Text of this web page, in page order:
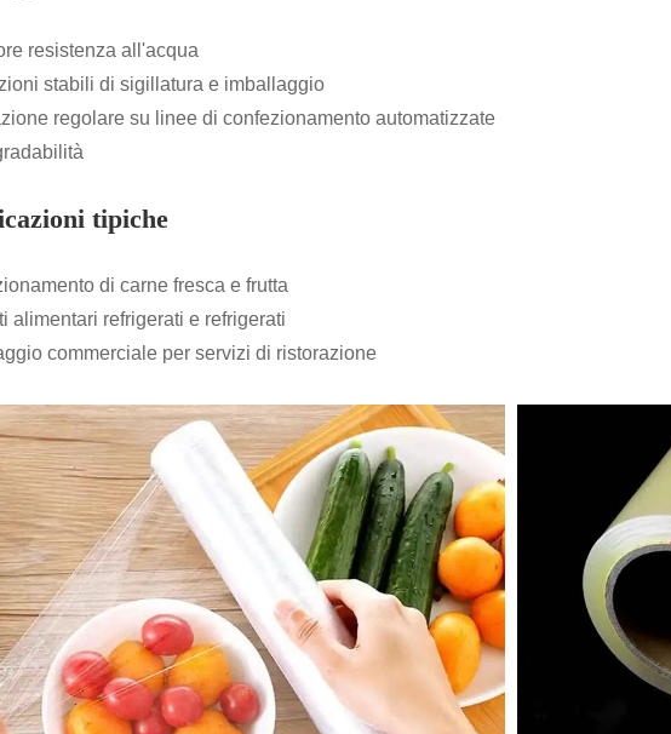
resistenza all'acqua
stabili di sigillatura e imballaggio
regolare su linee di confezionamento automatizzate
tipiche
di carne fresca e frutta
alimentari refrigerati e refrigerati
commerciale per servizi di ristorazione